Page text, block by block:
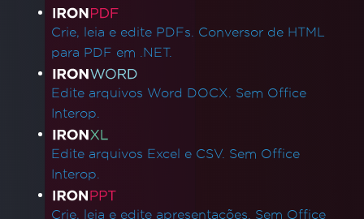
Links de produtos
Crie, leia e edite PDFs. Conversor de HTML
para PDF em .NET.
Edite arquivos Word DOCX. Sem Office
Interop.
Edite arquivos Excel e CSV. Sem Office
Interop.
Crie, leia e edite apresentações. Sem Office